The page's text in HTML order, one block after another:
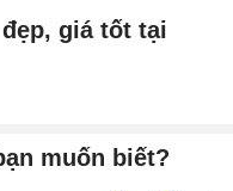
giá tốt tại
muốn biết?